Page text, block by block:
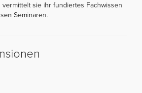
vermittelt sie ihr fundiertes Fachwissen
Seminaren.